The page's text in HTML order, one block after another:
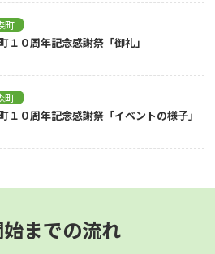
町
１０周年記念感謝祭「御礼」
町
１０周年記念感謝祭「イベントの様子」
までの流れ